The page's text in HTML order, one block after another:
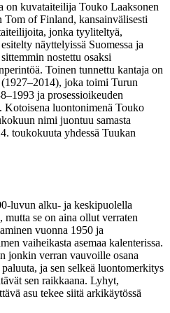
on kuvataiteilija Touko Laaksonen
of Finland, kansainvälisesti
jonka tyyliteltyä,
näyttelyissä Suomessa ja
nostettu osaksi
Toinen tunnettu kantaja on
joka toimi Turun
ja prosessioikeuden
Kotoisena luontonimenä Touko
nimi juontuu samasta
toukokuuta yhdessä Tuukan
luvun alku- ja keskipuolella
se on aina ollut verraten
vuonna 1950 ja
vaiheikasta asemaa kalenterissa.
jonkin verran vauvoille osana
ja sen selkeä luontomerkitys
sen raikkaana. Lyhyt,
asu tekee siitä arkikäytössä